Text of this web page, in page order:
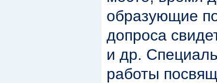
образующие
допроса
и др.
работы